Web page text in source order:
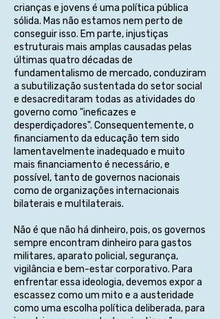
crianças e jovens é uma política pública
sólida. Mas não estamos nem perto de
conseguir isso. Em parte, injustiças
estruturais mais amplas causadas pelas
últimas quatro décadas de
fundamentalismo de mercado, conduziram
a subutilização sustentada do setor social
e desacreditaram todas as atividades do
governo como "ineficazes e
desperdiçadores". Consequentemente, o
financiamento da educação tem sido
lamentavelmente inadequado e muito
mais financiamento é necessário, e
possível, tanto de governos nacionais
como de organizações internacionais
bilaterais e multilaterais.
Não é que não há dinheiro, pois, os governos
sempre encontram dinheiro para gastos
militares, aparato policial, segurança,
vigilância e bem-estar corporativo. Para
enfrentar essa ideologia, devemos expor a
escassez como um mito e a austeridade
como uma escolha política deliberada, para